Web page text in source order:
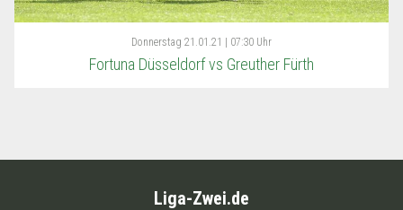
Donnerstag 21.01.21 | 07:30 Uhr
Fortuna Düsseldorf vs Greuther Fürth
Liga-Zwei.de